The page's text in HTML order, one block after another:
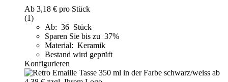
Ab 3,18 € pro Stück
(1)
Ab: 36 Stück
Sparen Sie bis zu 37%
Material: Keramik
Bestand wird geprüft
Konfigurieren